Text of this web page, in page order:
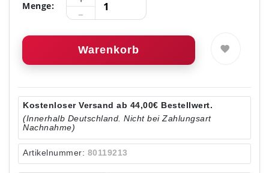
Menge:
Warenkorb
Kostenloser Versand ab 44,00€ Bestellwert.
(Innerhalb Deutschland. Nicht bei Zahlungsart
Nachnahme)
Artikelnummer: 80119213